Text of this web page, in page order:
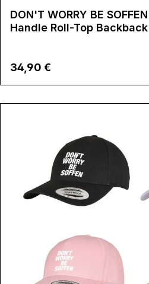
DON'T WORRY BE
Handle Roll-Top Backback
Regulärer Preis:
34,90 €